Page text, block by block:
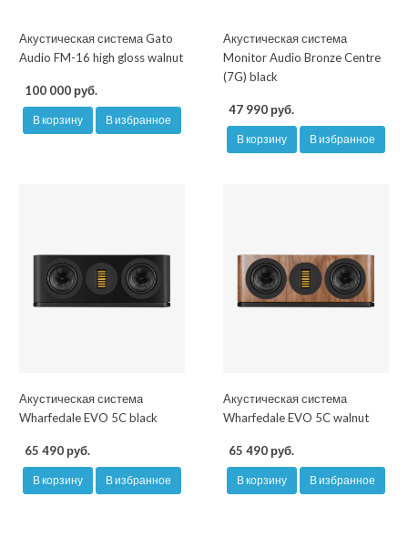
Акустическая система Gato
Audio FM-16 high gloss walnut
100 000 руб.
В корзину В избранное
Акустическая система
Monitor Audio Bronze Centre
(7G) black
47 990 руб.
В корзину В избранное
Акустическая система
Wharfedale EVO 5C black
65 490 руб.
В корзину В избранное
Акустическая система
Wharfedale EVO 5C walnut
65 490 руб.
В корзину В избранное